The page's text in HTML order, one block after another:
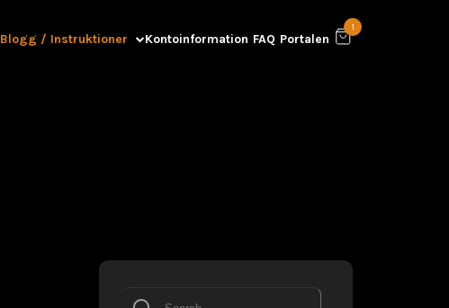
Blogg / Instruktioner Kontoinformation FAQ Portalen
1